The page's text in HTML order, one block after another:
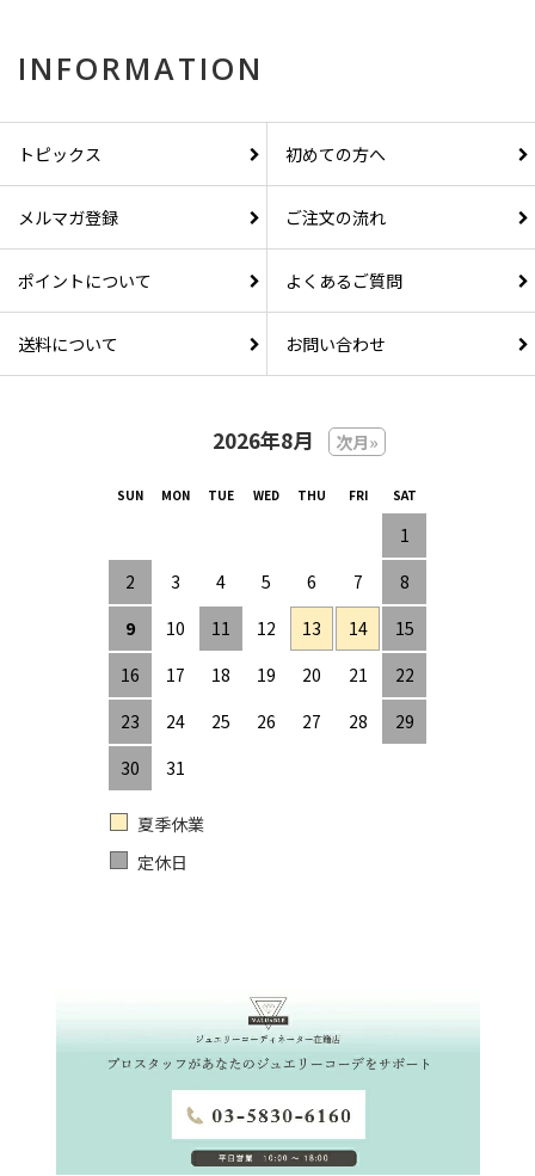
INFORMATION
トピックス
メルマガ登録
ポイントについて
送料について
初めての方へ
ご注文の流れ
よくあるご質問
お問い合わせ
2026年8月 次月»
1
2
3 4 5 6 7
8
9
10 11 12 13 14
15
16
17 18 19 20 21
22
23
24 25 26 27 28
29
30
31
夏季休業
定休日